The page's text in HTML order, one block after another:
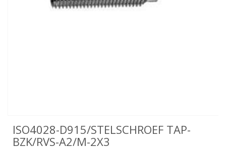
ISO4028-D915/STELSCHROEF TAP-
BZK/RVS-A2/M-2X3